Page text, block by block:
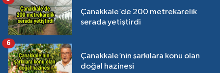
Çanakkale’de 200 metrekarelik
serada yetiştirdi
Çanakkale’nin şarkılara konu olan
doğal hazinesi
6